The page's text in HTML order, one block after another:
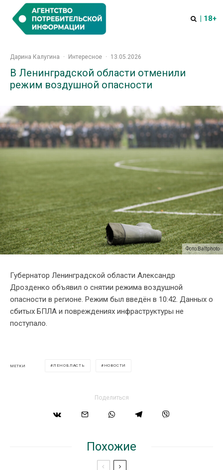
| 18+
Дарина Калугина · Интересное · 13.05.2026
В Ленинградской области отменили
режим воздушной опасности
Фото:Baltphoto
Губернатор Ленинградской области Александр
Дрозденко объявил о снятии режима воздушной
опасности в регионе. Режим был введён в 10:42. Данных о
сбитых БПЛА и повреждениях инфраструктуры не
поступало.
МЕТКИ ЛЕНОБЛАСТЬ НОВОСТИ
Поделиться
Похожие